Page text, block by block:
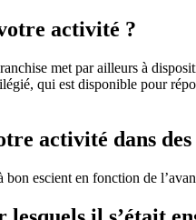
activité ?
met par ailleurs à
qui est disponible pour
activité dans
escient en fonction de